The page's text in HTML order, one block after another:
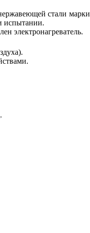
стали марки
испытании.
электронагреватель.
.